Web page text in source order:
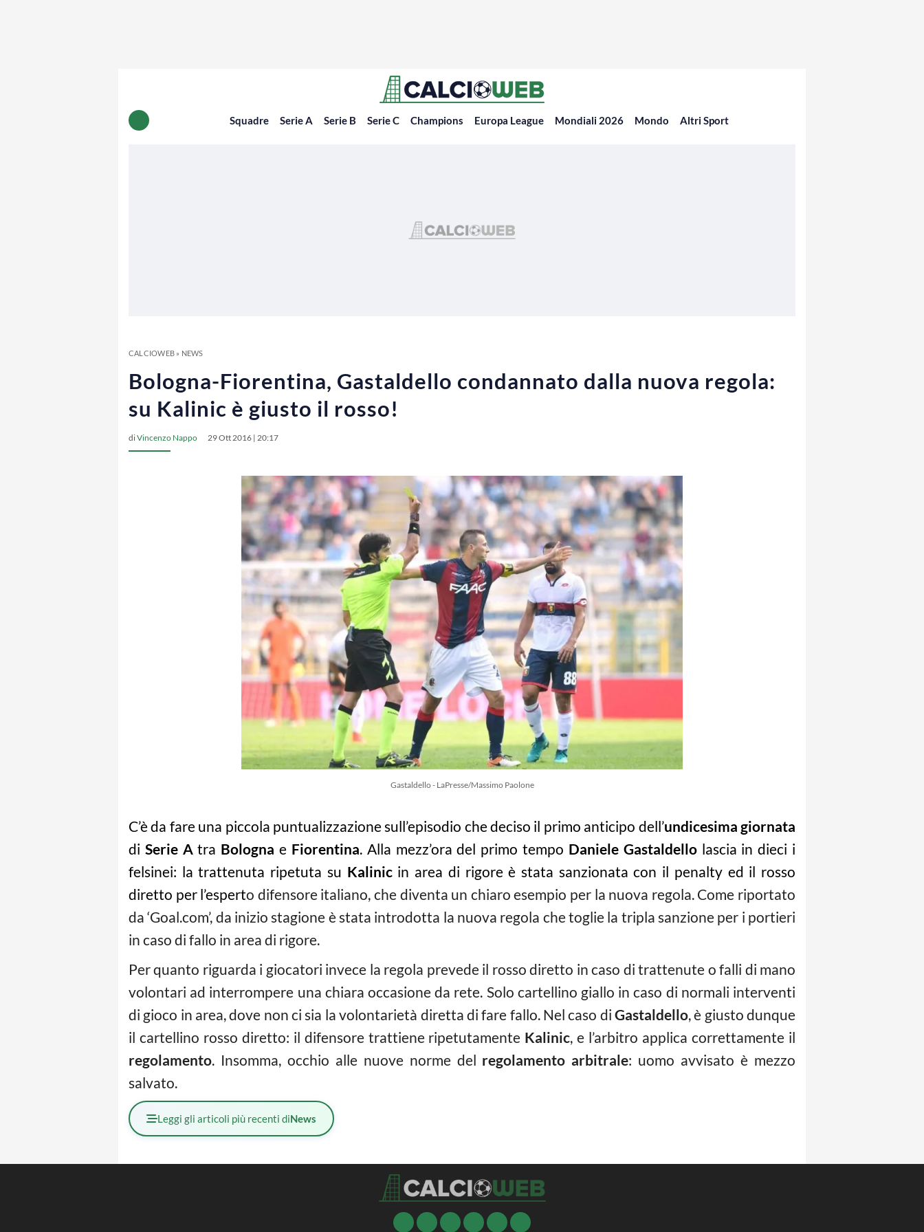
Squadre Serie A Serie B Serie C Champions Europa League Mondiali 2026 Mondo Altri Sport
CALCIOWEB» NEWS
Bologna-Fiorentina, Gastaldello condannato dalla nuova regola:
su Kalinic è giusto il rosso!
diVincenzo Nappo 29 Ott 2016 | 20:17
Gastaldello - LaPresse/Massimo Paolone
C’è da fare una piccola puntualizzazione sull’episodio che deciso il primo anticipo dell’undicesima giornata
di Serie Atra Bologna e Fiorentina. Alla mezz’ora del primo tempo Daniele Gastaldello lascia in dieci i
felsinei: la trattenuta ripetuta su Kalinicin area di rigore è stata sanzionata con il penalty ed il rosso
diretto per l’esperto difensore italiano, che diventa un chiaro esempio per la nuova regola. Come riportato
da ‘Goal.com’, da inizio stagione è stata introdotta la nuova regola che toglie la tripla sanzione per i portieri
in caso di fallo in area di rigore.
Per quanto riguarda i giocatori invece la regola prevede il rosso diretto in caso di trattenute o falli di mano
volontari ad interrompere una chiara occasione da rete. Solo cartellino giallo in caso di normali interventi
di gioco in area, dove non ci sia la volontarietà diretta di fare fallo. Nel caso di Gastaldello, è giusto dunque
il cartellino rosso diretto: il difensore trattiene ripetutamente Kalinic, e l’arbitro applica correttamente il
regolamento. Insomma, occhio alle nuove norme del regolamento arbitrale: uomo avvisato è mezzo
salvato.
Leggi gli articoli più recenti diNews